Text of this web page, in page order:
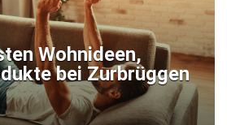
Wohnideen,
bei Zurbrüggen